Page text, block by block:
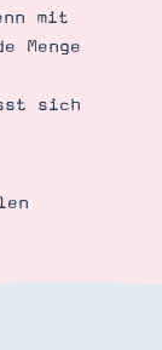
mit
Menge
sich